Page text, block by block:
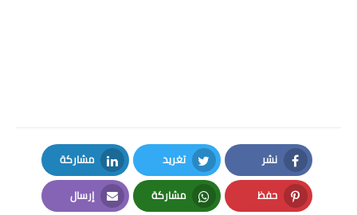
نشر
Facebook
تغريد
Twitter
مشاركة
LinkedIn
حفظ مشاركة إرسال